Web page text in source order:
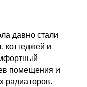
давно стали
коттеджей и
помещения и
радиаторов.